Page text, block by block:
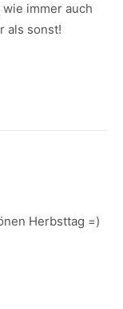
immer auch
als sonst!
Herbsttag =)